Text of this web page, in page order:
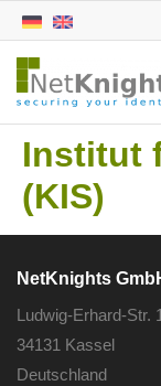
Institut
(KIS)
NetKnights
Ludwig-Erhard-Str.
34131 Kassel
Deutschland